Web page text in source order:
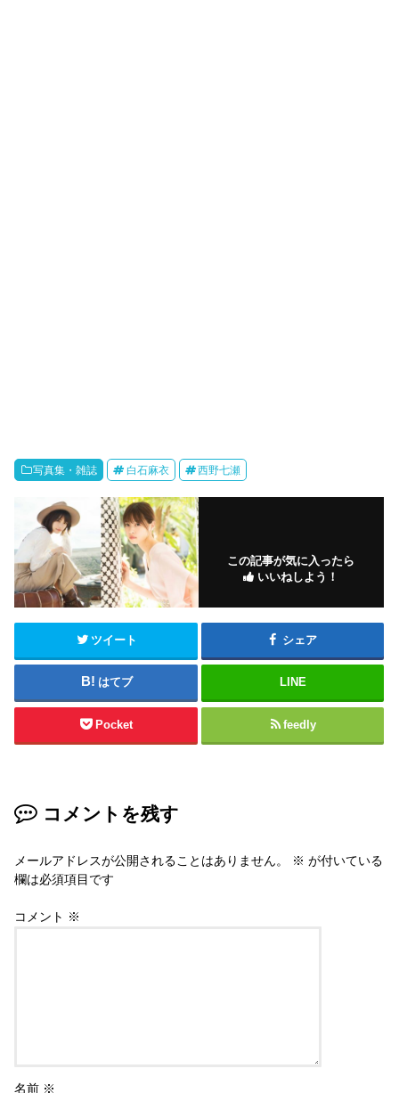
写真集・雑誌 白石麻衣 西野七瀬
この記事が気に入ったら
いいねしよう！
ツイート シェア
はてブ LINE
Pocket feedly
コメントを残す
メールアドレスが公開されることはありません。 ※ が付いている
欄は必須項目です
コメント ※
名前 ※